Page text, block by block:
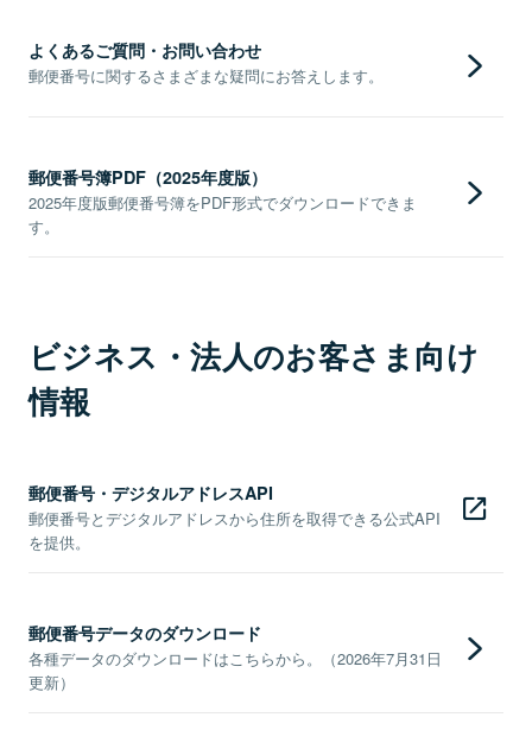
よくあるご質問・お問い合わせ
郵便番号に関するさまざまな疑問にお答えします。
郵便番号簿PDF（2025年度版）
2025年度版郵便番号簿をPDF形式でダウンロードできま
す。
ビジネス・法人のお客さま向け
情報
郵便番号・デジタルアドレスAPI
郵便番号とデジタルアドレスから住所を取得できる公式API
を提供。
郵便番号データのダウンロード
各種データのダウンロードはこちらから。（2026年7月31日
更新）